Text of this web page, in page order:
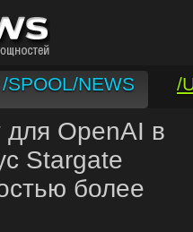
/SPOOL/NEWS
/
для OpenAI в
Stargate
более